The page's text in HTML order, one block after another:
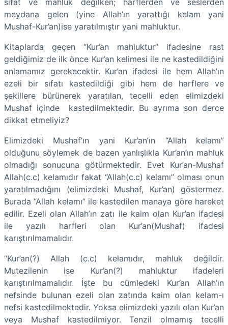
meydana gelen (yine Allah’ın yarattığı kelam yani
Mushaf-Kur’an)ise yaratılmıştır yani mahluktur.
Kitaplarda geçen “Kur’an mahluktur” ifadesine rast
geldiğimiz de ilk önce Kur’an kelimesi ile ne kastedildiğini
anlamamız gerekecektir. Kur’an ifadesi ile hem Allah’ın
ezeli bir sıfatı kastedildiği gibi hem de harflere ve
şekillere bürünerek yaratılan, tecelli eden elimizdeki
Mushaf içinde kastedilmektedir. Bu ayrıma son derce
dikkat etmeliyiz?
Elimizdeki Mushaf’ın yani Kur’an’ın “Allah kelamı”
olduğunu söylemek de bazen yanlışlıkla Kur’an’ın mahluk
olmadığı sonucuna götürmektedir. Evet Kur’an-Mushaf
Allah(c.c) kelamıdır fakat “Allah(c.c) kelamı” olması onun
yaratılmadığını (elimizdeki Mushaf, Kur’an) göstermez.
Burada “Allah kelamı” ile kastedilen manaya göre hareket
edilir. Ezeli olan Allah’ın zatı ile kaim olan Kur’an ifadesi
ile yazılı harfleri olan Kur’an(Mushaf) ifadesi
karıştırılmamalıdır.
“Kur’an(?) Allah (c.c) kelamıdır, mahluk değildir.
Mutezilenin ise Kur’an(?) mahluktur ifadeleri
karıştırılmamalıdır. İşte bu cümledeki Kur’an Allah’ın
nefsinde bulunan ezeli olan zatında kaim olan kelam-ı
nefsi kastedilmektedir. Yoksa elimizdeki yazılı olan Kur’an
veya Mushaf kastedilmiyor. Tenzil olmamış tecelli